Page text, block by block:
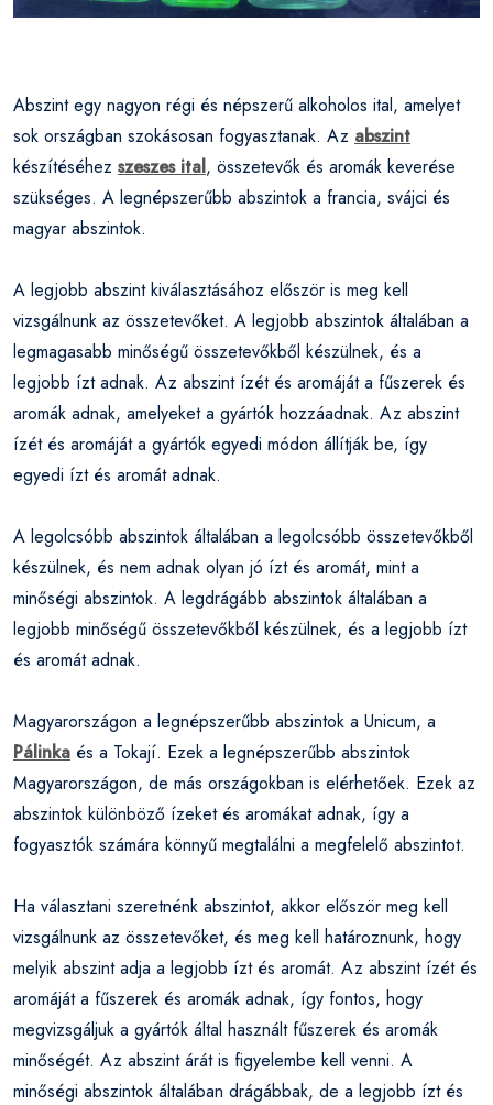
Abszint egy nagyon régi és népszerű alkoholos ital, amelyet
sok országban szokásosan fogyasztanak. Az abszint
készítéséhez szeszes ital, összetevők és aromák keverése
szükséges. A legnépszerűbb abszintok a francia, svájci és
magyar abszintok.
A legjobb abszint kiválasztásához először is meg kell
vizsgálnunk az összetevőket. A legjobb abszintok általában a
legmagasabb minőségű összetevőkből készülnek, és a
legjobb ízt adnak. Az abszint ízét és aromáját a fűszerek és
aromák adnak, amelyeket a gyártók hozzáadnak. Az abszint
ízét és aromáját a gyártók egyedi módon állítják be, így
egyedi ízt és aromát adnak.
A legolcsóbb abszintok általában a legolcsóbb összetevőkből
készülnek, és nem adnak olyan jó ízt és aromát, mint a
minőségi abszintok. A legdrágább abszintok általában a
legjobb minőségű összetevőkből készülnek, és a legjobb ízt
és aromát adnak.
Magyarországon a legnépszerűbb abszintok a Unicum, a
Pálinka és a Tokají. Ezek a legnépszerűbb abszintok
Magyarországon, de más országokban is elérhetőek. Ezek az
abszintok különböző ízeket és aromákat adnak, így a
fogyasztók számára könnyű megtalálni a megfelelő abszintot.
Ha választani szeretnénk abszintot, akkor először meg kell
vizsgálnunk az összetevőket, és meg kell határoznunk, hogy
melyik abszint adja a legjobb ízt és aromát. Az abszint ízét és
aromáját a fűszerek és aromák adnak, így fontos, hogy
megvizsgáljuk a gyártók által használt fűszerek és aromák
minőségét. Az abszint árát is figyelembe kell venni. A
minőségi abszintok általában drágábbak, de a legjobb ízt és